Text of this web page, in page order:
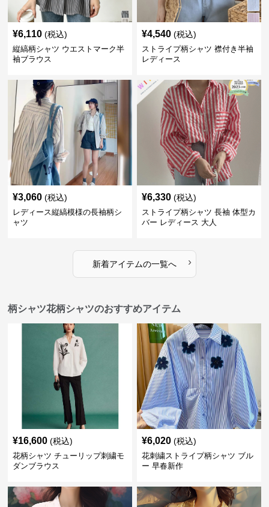
¥6,110 (税込)
縦縞柄シャツ ウエストマーク半
袖ブラウス
¥4,540 (税込)
ストライプ柄シャツ 襟付き半袖
レディース
¥3,060 (税込)
レディース縦縞模様の長袖柄シ
ャツ
¥6,330 (税込)
ストライプ柄シャツ 長袖 体型カ
バー レディース 大人
新着アイテムの一覧へ ›
柄シャツ花柄シャツのおすすめアイテム
¥16,600 (税込)
花柄シャツ チューリップ刺繍モ
ダンブラウス
¥6,020 (税込)
花刺繍ストライプ柄シャツ ブル
ー 早春新作